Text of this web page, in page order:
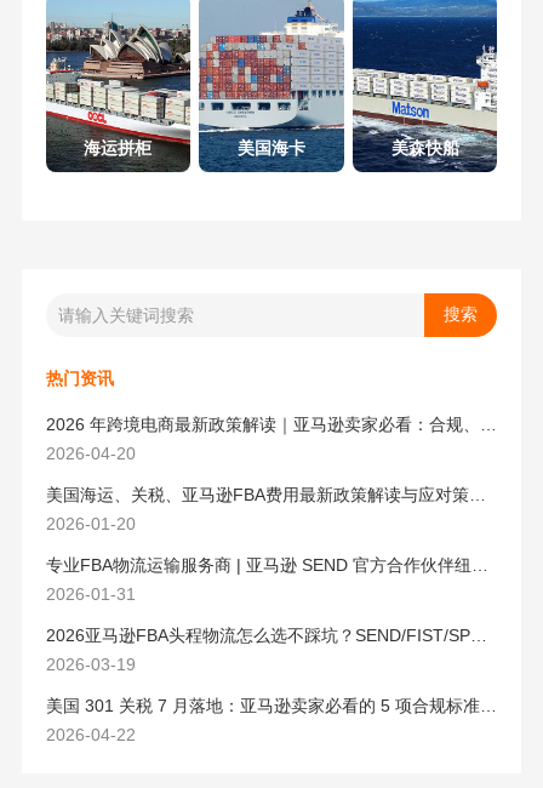
海运拼柜 美国海卡 美森快船
热门资讯
2026-04-20
美国海运、关税、亚马逊FBA费用最新政策解读与应对策略（2026版）
2026-01-20
2026-01-31
2026亚马逊FBA头程物流怎么选不踩坑？SEND/FIST/SPN官方认证物流商，只有这家敢承诺“准达率第一”
2026-03-19
美国 301 关税 7 月落地：亚马逊卖家必看的 5 项合规标准与稳交付方案
2026-04-22